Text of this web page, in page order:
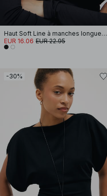
Haut Soft Line à manches longues et col cheminée
EUR 16.06 EUR 22.95
-30%